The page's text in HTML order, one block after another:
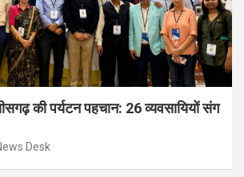
की पर्यटन पहचान: 26 व्यवसायियों संग
Desk